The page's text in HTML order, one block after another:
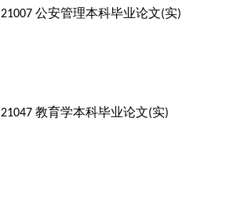
21007 公安管理本科毕业论文(实)
21047 教育学本科毕业论文(实)